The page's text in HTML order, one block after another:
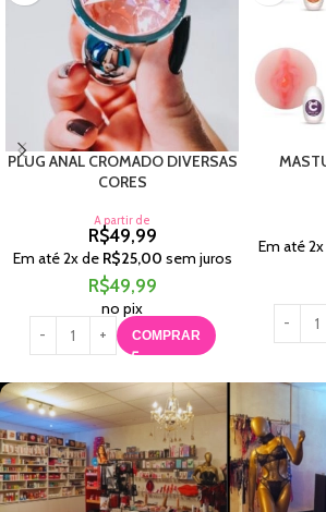
PLUG ANAL CROMADO DIVERSAS
CORES
A partir de
R$49,99
Em até2x de R$25,00 sem juros
R$49,99
no pix
COMPRAR
Em até2